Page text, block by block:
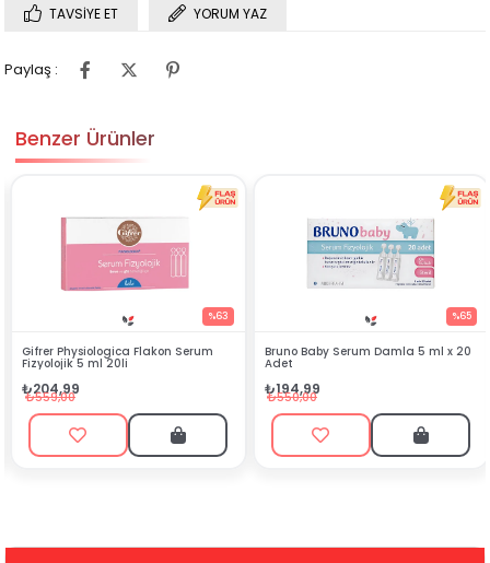
TAVSIYE ET YORUM YAZ
Paylaş :
Benzer Ürünler
Serum Bruno Baby Serum Damla 5 ml x 20 Gifrer Serum